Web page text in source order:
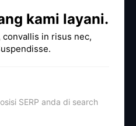
kami layani.
in risus nec,
SERP anda di search